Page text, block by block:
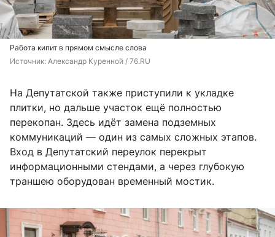
Работа кипит в прямом смысле слова
Источник: Александр Куренной / 76.RU
На Депутатской также приступили к укладке
плитки, но дальше участок ещё полностью
перекопан. Здесь идёт замена подземных
коммуникаций — один из самых сложных этапов.
Вход в Депутатский переулок перекрыт
информационными стендами, а через глубокую
траншею оборудован временный мостик.